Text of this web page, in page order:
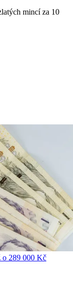
mincí za 10
o 289 000 Kč